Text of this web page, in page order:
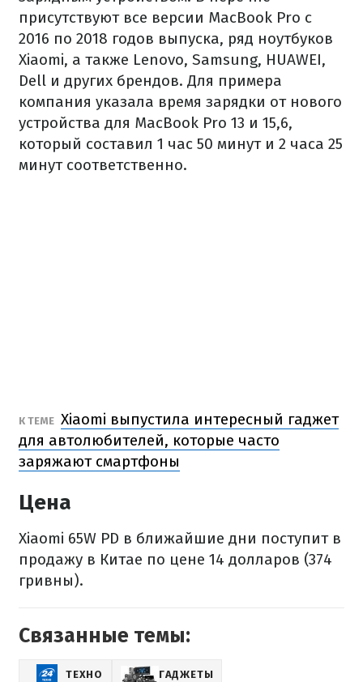
присутствуют все версии MacBook Pro с
2016 по 2018 годов выпуска, ряд ноутбуков
Xiaomi, а также Lenovo, Samsung, HUAWEI,
Dell и других брендов. Для примера
компания указала время зарядки от нового
устройства для MacBook Pro 13 и 15,6,
который составил 1 час 50 минут и 2 часа 25
минут соответственно.
К ТЕМЕ Xiaomi выпустила интересный гаджет
для автолюбителей, которые часто
заряжают смартфоны
Цена
Xiaomi 65W PD в ближайшие дни поступит в
продажу в Китае по цене 14 долларов (374
гривны).
Связанные темы:
ТЕХНО ГАДЖЕТЫ